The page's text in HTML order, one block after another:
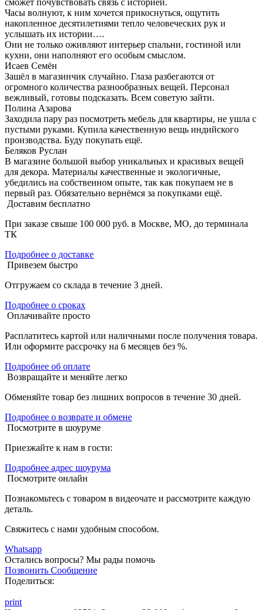
Часы волнуют, к ним хочется прикоснуться, ощутить
накопленное десятилетиями тепло человеческих рук и
услышать их истории….
Они не только оживляют интерьер спальни, гостиной или
кухни, они наполняют его особым смыслом.
Исаев Семён
Зашёл в магазинчик случайно. Глаза разбегаются от
огромного количества разнообразных вещей. Персонал
вежливый, готовы подсказать. Всем советую зайти.
Полина Азарова
Заходила пару раз посмотреть мебель для квартиры, не ушла с
пустыми руками. Купила качественную вещь индийского
производства. Буду покупать ещё.
Беляков Руслан
В магазине большой выбор уникальных и красивых вещей
для декора. Материалы качественные и экологичные,
убедились на собственном опыте, так как покупаем не в
первый раз. Обязательно вернёмся за покупками ещё.
Доставим бесплатно
При заказе свыше 100 000 руб. в Москве, МО, до терминала
ТК
Подробнее о доставке
Привезем быстро
Отгружаем со склада в течение 3 дней.
Подробнее о сроках
Оплачивайте просто
Расплатитесь картой или наличными после получения товара.
Или оформите рассрочку на 6 месяцев без %.
Подробнее об оплате
Возвращайте и меняйте легко
Обменяйте товар без лишних вопросов в течение 30 дней.
Подробнее о возврате и обмене
Посмотрите в шоуруме
Приезжайте к нам в гости:
Подробнее адрес шоурума
Посмотрите онлайн
Познакомьтесь с товаром в видеочате и рассмотрите каждую
деталь.
Свяжитесь с нами удобным способом.
Whatsapp
Остались вопросы? Мы рады помочь
Позвонить Сообщение
Поделиться:
print